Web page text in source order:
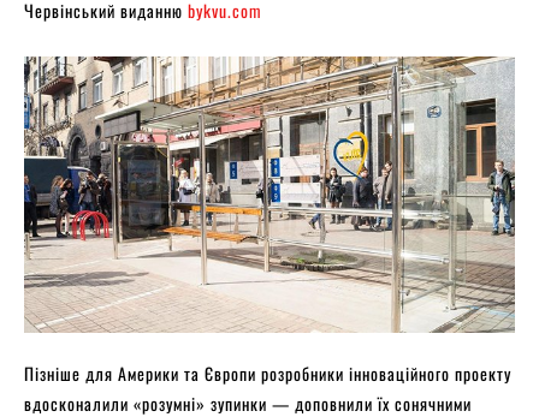
Червінський виданню bykvu.com
Пізніше для Америки та Європи розробники інноваційного проекту
вдосконалили «розумні» зупинки — доповнили їх сонячними